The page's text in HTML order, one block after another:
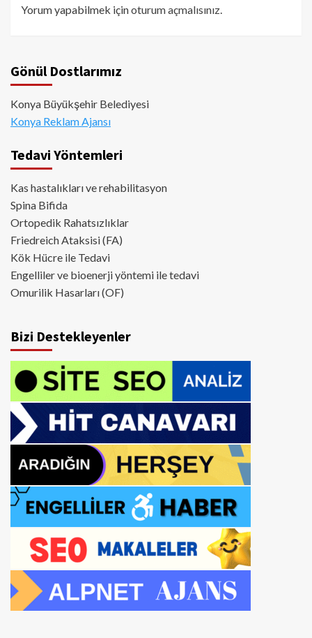
Yorum yapabilmek içinoturum açmalısınız.
Gönül Dostlarımız
Konya Büyükşehir Belediyesi
Konya Reklam Ajansı
Tedavi Yöntemleri
Kas hastalıkları ve rehabilitasyon
Spina Bifida
Ortopedik Rahatsızlıklar
Friedreich Ataksisi (FA)
Kök Hücre ile Tedavi
Engelliler ve bioenerji yöntemi ile tedavi
Omurilik Hasarları (OF)
Bizi Destekleyenler